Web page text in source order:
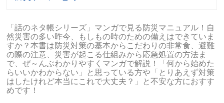
「話のネタ帳シリーズ」マンガで見る防災マニュアル！自
然災害の多い昨今、もしもの時のための備えはできていま
すか？本書は防災対策の基本からこだわりの非常食、避難
の際の注意、災害が起こる仕組みから応急処置の方法ま
で、ぜ～んぶわかりやすくマンガで解説！「何から始めた
らいいかわからない」と思っている方や「とりあえず対策
はしたけれど本当にこれで大丈夫？」と不安な方におすす
めです！